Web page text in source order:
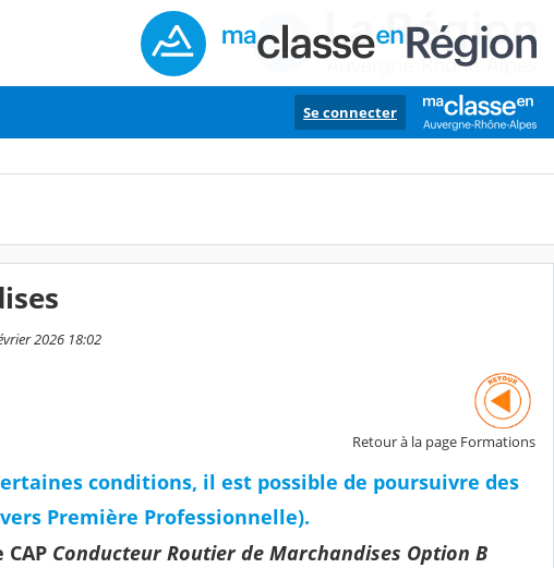
Se connecter
2026 18:02
Retour à la page Formations
conditions, il est possible de poursuivre des
Première Professionnelle).
CAP Conducteur Routier de Marchandises Option B